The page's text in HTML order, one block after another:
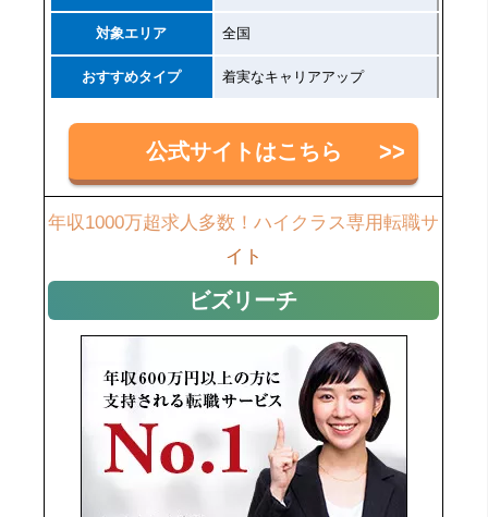
対象エリア 全国
おすすめタイプ 着実なキャリアアップ
公式サイトはこちら
年収1000万超求人多数！ハイクラス専用転職サ
イト
ビズリーチ